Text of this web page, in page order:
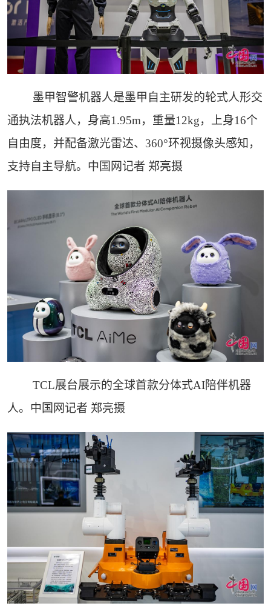
墨甲智警机器人是墨甲自主研发的轮式人形交
通执法机器人，身高1.95m，重量12kg，上身16个
自由度，并配备激光雷达、360°环视摄像头感知，
支持自主导航。中国网记者 郑亮摄
TCL展台展示的全球首款分体式AI陪伴机器
人。中国网记者 郑亮摄